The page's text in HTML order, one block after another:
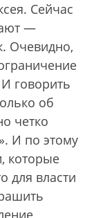
Сейчас
—
Очевидно,
говорить
об
четко
И по этому
которые
для власти